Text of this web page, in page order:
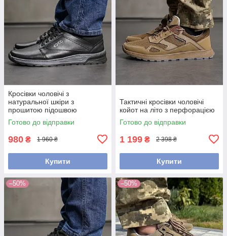
Кросівки чоловічі з
натуральної шкіри з
прошитою підошвою
Готово до відправки
980 ₴ 1 960 ₴
Купити
Тактичні кросівки чоловічі
койот на літо з перфорацією
Готово до відправки
1 199 ₴ 2 398 ₴
Купити
–50% –50%